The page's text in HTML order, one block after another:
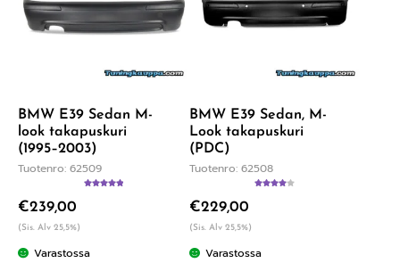
BMW E39 Sedan M-
look takapuskuri
(1995–2003)
Tuotenro: 62509
€239,00
(Sis. Alv 25,5%)
Varastossa
BMW E39 Sedan, M-
Look takapuskuri
(PDC)
Tuotenro: 62508
€229,00
(Sis. Alv 25,5%)
Varastossa